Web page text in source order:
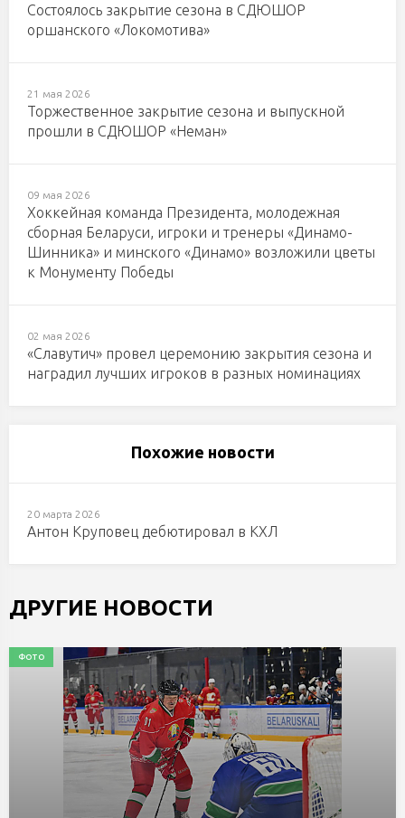
Состоялось закрытие сезона в СДЮШОР
оршанского «Локомотива»
21 мая 2026
Торжественное закрытие сезона и выпускной
прошли в СДЮШОР «Неман»
09 мая 2026
Хоккейная команда Президента, молодежная
сборная Беларуси, игроки и тренеры «Динамо-
Шинника» и минского «Динамо» возложили цветы
к Монументу Победы
02 мая 2026
«Славутич» провел церемонию закрытия сезона и
наградил лучших игроков в разных номинациях
Похожие новости
20 марта 2026
Антон Круповец дебютировал в КХЛ
ДРУГИЕ НОВОСТИ
ФОТО